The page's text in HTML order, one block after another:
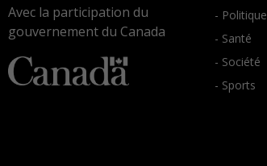
Avec la participation du
gouvernement du Canada
- Politique
- Santé
- Société
- Sports